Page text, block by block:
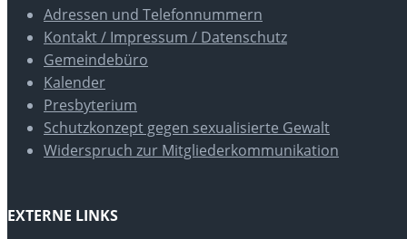
Adressen und Telefonnummern
Kontakt / Impressum / Datenschutz
Gemeindebüro
Kalender
Presbyterium
Schutzkonzept gegen sexualisierte Gewalt
Widerspruch zur Mitgliederkommunikation
EXTERNE LINKS